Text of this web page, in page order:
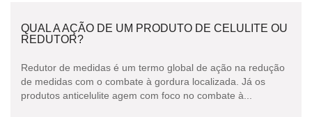
QUAL A AÇÃO DE UM PRODUTO DE CELULITE OU
REDUTOR?
Redutor de medidas é um termo global de ação na redução
de medidas com o combate à gordura localizada. Já os
produtos anticelulite agem com foco no combate à...